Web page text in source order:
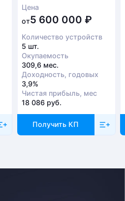
Цена
от5 600 000₽
Количество устройств
5 шт.
Окупаемость
309,6 мес.
Доходность, годовых
3,9%
Чистая прибыль, мес
18 086 руб.
Получить КП